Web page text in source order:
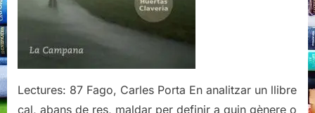
Lectures: 87 Fago, Carles Porta En analitzar un llibre
cal, abans de res, maldar per definir a quin gènere o